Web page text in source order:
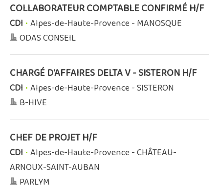
COLLABORATEUR COMPTABLE CONFIRMÉ H/F
CDI • Alpes-de-Haute-Provence - MANOSQUE
ODAS CONSEIL
CHARGÉ D'AFFAIRES DELTA V - SISTERON H/F
CDI • Alpes-de-Haute-Provence - SISTERON
B-HIVE
CHEF DE PROJET H/F
CDI • Alpes-de-Haute-Provence - CHÂTEAU-
ARNOUX-SAINT-AUBAN
PARLYM